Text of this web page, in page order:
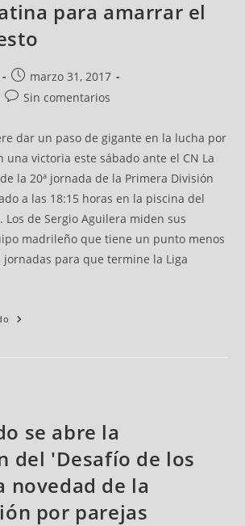
para amarrar el
marzo 31, 2017
Sin comentarios
dar un paso de gigante en la lucha por
una victoria este sábado ante el CN La
la 20ª jornada de la Primera División
a las 18:15 horas en la piscina del
de Sergio Aguilera miden sus
madrileño que tiene un punto menos
para que termine la Liga
se abre la
del 'Desafío de los
novedad de la
por parejas